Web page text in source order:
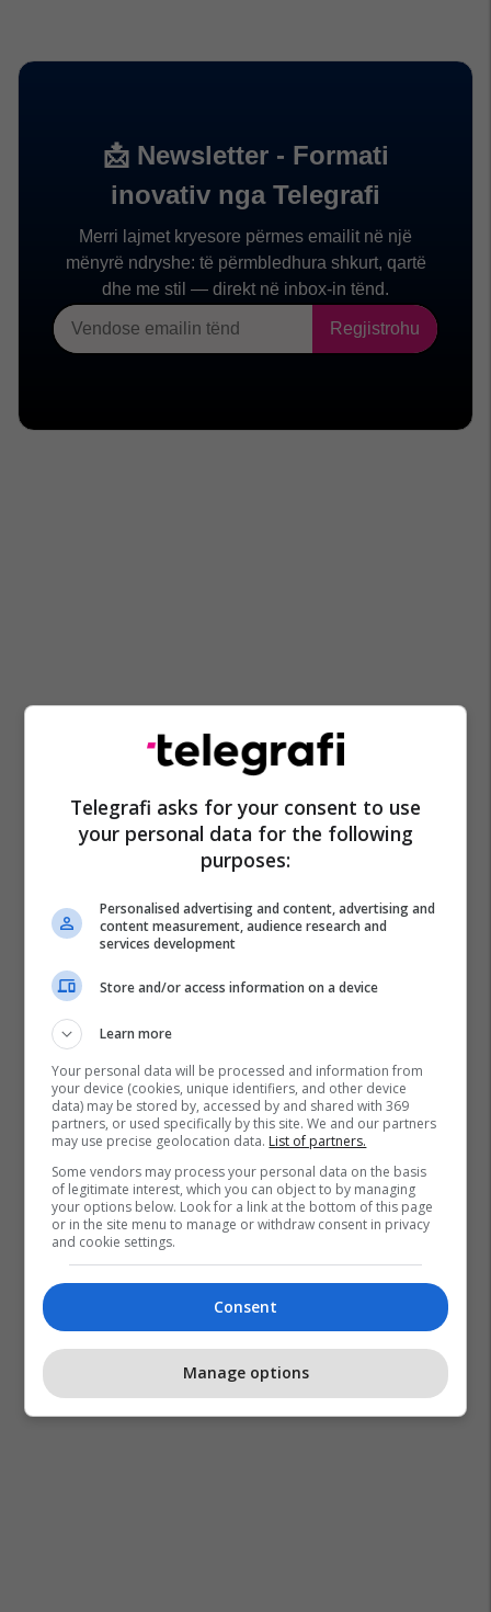
Telegrafi asks for your consent to use
your personal data for the following
purposes:
Personalised advertising and content, advertising and
content measurement, audience research and
services development
Store and/or access information on a device
Learn more
Your personal data will be processed and information from
your device (cookies, unique identifiers, and other device
data) may be stored by, accessed by and shared with 369
partners, or used specifically by this site. We and our partners
may use precise geolocation data. List of partners.
Some vendors may process your personal data on the basis
of legitimate interest, which you can object to by managing
your options below. Look for a link at the bottom of this page
or in the site menu to manage or withdraw consent in privacy
and cookie settings.
Consent
Manage options